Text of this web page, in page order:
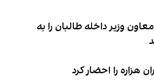
وزیر داخله طالبان را به
هزاره را احضار کرد